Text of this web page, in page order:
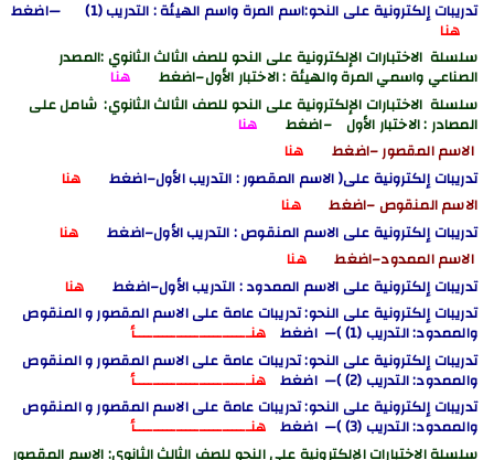
تدريبات إلكترونية على النحو:اسم المرة واسم الهيئة: التدريب (1) —اضغط
هنا
سلسلة الاختبارات الإلكترونية على النحو للصف الثالث الثانوي :المصدر
الصناعي واسمي المرة والهيئة: الاختبار الأول–اضغطهنا
سلسلة الاختبارات الإلكترونية على النحو للصف الثالث الثانوي: شامل على
المصادر : الاختبار الأول –اضغط هنا
الاسم المقصور–اضغط
هنا
تدريبات إلكترونية على( الاسم المقصور : التدريب الأول–اضغط هنا
الاسم المنقوص –اضغط
هنا
تدريبات إلكترونية على الاسم المنقوص : التدريب الأول–اضغط هنا
الاسم الممدود–اضغط
هنا
تدريبات إلكترونية على الاسم الممدود : التدريب الأول–اضغط هنا
تدريبات إلكترونية على النحو: تدريبات عامة على الاسم المقصور و المنقوص
والممدود: التدريب (1) )— اضغط
هنـــــــــــــــــــــــــأ
تدريبات إلكترونية على النحو: تدريبات عامة على الاسم المقصور و المنقوص
والممدود: التدريب (2) )— اضغط
هنـــــــــــــــــــــــــأ
تدريبات إلكترونية على النحو: تدريبات عامة على الاسم المقصور و المنقوص
والممدود: التدريب (3) )— اضغط
هنـــــــــــــــــــــــــأ
سلسلة الاختبارات الإلكترونية على النحو للصف الثالث الثانوي: الاسم المقصور